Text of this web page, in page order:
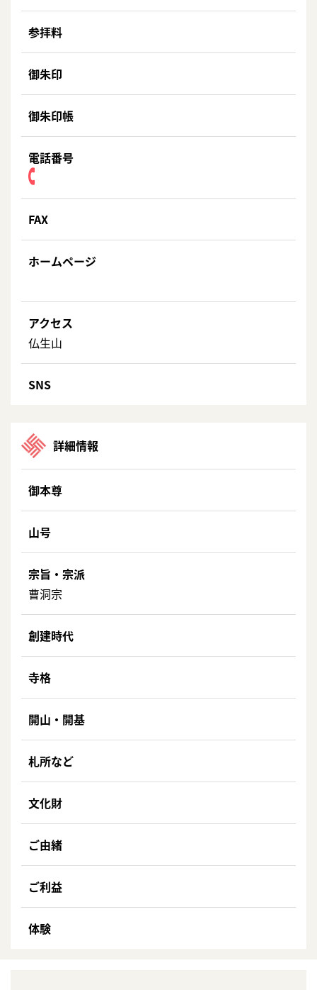
参拝料
御朱印
御朱印帳
電話番号
FAX
ホームページ
アクセス
仏生山
SNS
詳細情報
御本尊
山号
宗旨・宗派
曹洞宗
創建時代
寺格
開山・開基
札所など
文化財
ご由緒
ご利益
体験